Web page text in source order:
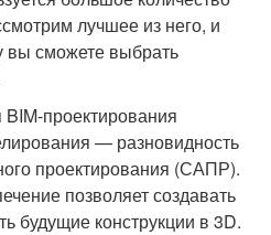
лучшее из него, и
вы сможете выбрать
проектирования
— разновидность
проектирования (САПР).
позволяет создавать
будущие конструкции в 3D.